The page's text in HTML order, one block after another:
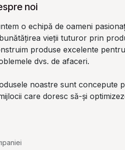
noi
o echipă de oameni
vieții tuturor prin
produse excelente
dvs. de afaceri.
noastre sunt concepute
care doresc să-și